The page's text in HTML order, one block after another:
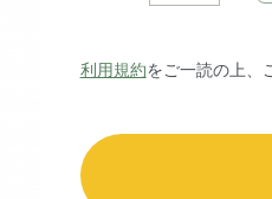
利用規約をご一読の上、